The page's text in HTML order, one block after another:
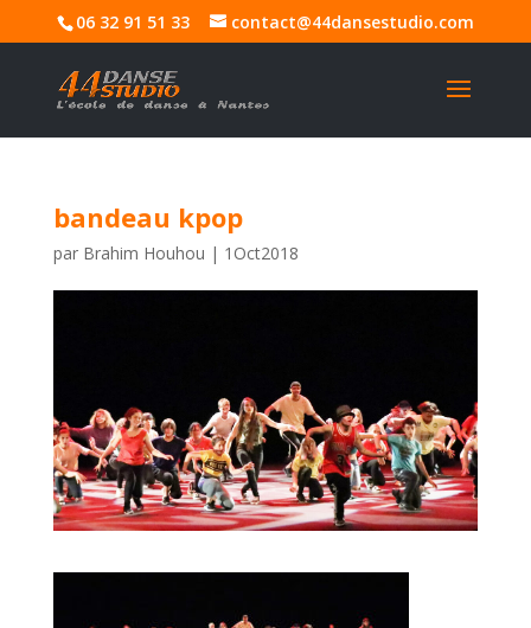
06 32 91 51 33 contact@44dansestudio.com
bandeau kpop
par Brahim Houhou | 1Oct2018